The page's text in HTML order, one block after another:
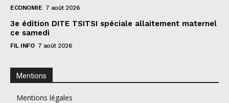
ECONOMIE 7 août 2026
3e édition DITE TSITSI spéciale allaitement maternel
ce samedi
FIL INFO 7 août 2026
Mentions
Mentions légales